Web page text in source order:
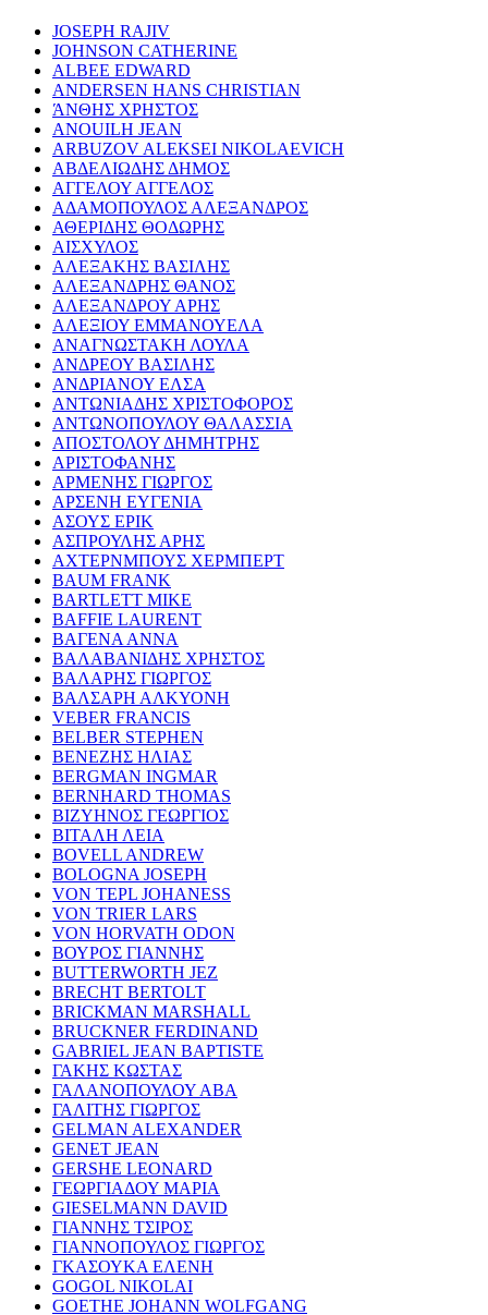
JOSEPH RAJIV
JOHNSON CATHERINE
ALBEE EDWARD
ANDERSEN HANS CHRISTIAN
ΆΝΘΗΣ ΧΡΗΣΤΟΣ
ANOUILH JEAN
ARBUZOV ALEKSEI NIKOLAEVICH
ΑΒΔΕΛΙΩΔΗΣ ΔΗΜΟΣ
ΑΓΓΕΛΟΥ ΑΓΓΕΛΟΣ
ΑΔΑΜΟΠΟΥΛΟΣ ΑΛΕΞΑΝΔΡΟΣ
ΑΘΕΡΙΔΗΣ ΘΟΔΩΡΗΣ
ΑΙΣΧΥΛΟΣ
ΑΛΕΞΑΚΗΣ ΒΑΣΙΛΗΣ
ΑΛΕΞΑΝΔΡΗΣ ΘΑΝΟΣ
ΑΛΕΞΑΝΔΡΟΥ ΑΡΗΣ
ΑΛΕΞΙΟΥ ΕΜΜΑΝΟΥΕΛΑ
ΑΝΑΓΝΩΣΤΑΚΗ ΛΟΥΛΑ
ΑΝΔΡΕΟΥ ΒΑΣΙΛΗΣ
ΑΝΔΡΙΑΝΟΥ ΕΛΣΑ
ΑΝΤΩΝΙΑΔΗΣ ΧΡΙΣΤΟΦΟΡΟΣ
ΑΝΤΩΝΟΠΟΥΛΟΥ ΘΑΛΑΣΣΙΑ
ΑΠΟΣΤΟΛΟΥ ΔΗΜΗΤΡΗΣ
ΑΡΙΣΤΟΦΑΝΗΣ
ΑΡΜΕΝΗΣ ΓΙΩΡΓΟΣ
ΑΡΣΕΝΗ ΕΥΓΕΝΙΑ
ΑΣΟΥΣ ΕΡΙΚ
ΑΣΠΡΟΥΛΗΣ ΑΡΗΣ
ΑΧΤΕΡΝΜΠΟΥΣ ΧΕΡΜΠΕΡΤ
BAUM FRANK
BARTLETT MIKE
BAFFIE LAURENT
ΒΑΓΕΝΑ ΑΝΝΑ
ΒΑΛΑΒΑΝΙΔΗΣ ΧΡΗΣΤΟΣ
ΒΑΛΑΡΗΣ ΓΙΩΡΓΟΣ
ΒΑΛΣΑΡΗ ΑΛΚΥΟΝΗ
VEBER FRANCIS
BELBER STEPHEN
ΒΕΝΕΖΗΣ ΗΛΙΑΣ
BERGMAN INGMAR
BERNHARD THOMAS
ΒΙΖΥΗΝΟΣ ΓΕΩΡΓΙΟΣ
ΒΙΤΑΛΗ ΛΕΙΑ
BOVELL ANDREW
BOLOGNA JOSEPH
VON TEPL JOHANESS
VON TRIER LARS
VON HORVATH ODON
ΒΟΥΡΟΣ ΓΙΑΝΝΗΣ
BUTTERWORTH JEZ
BRECHT BERTOLT
BRICKMAN MARSHALL
BRUCKNER FERDINAND
GABRIEL JEAN BAPTISTE
ΓΑΚΗΣ ΚΩΣΤΑΣ
ΓΑΛΑΝΟΠΟΥΛΟΥ ΑΒΑ
ΓΑΛΙΤΗΣ ΓΙΩΡΓΟΣ
GELMAN ALEXANDER
GENET JEAN
GERSHE LEONARD
ΓΕΩΡΓΙΑΔΟΥ ΜΑΡΙΑ
GIESELMANN DAVID
ΓΙΑΝΝΗΣ ΤΣΙΡΟΣ
ΓΙΑΝΝΟΠΟΥΛΟΣ ΓΙΩΡΓΟΣ
ΓΚΑΣΟΥΚΑ ΕΛΕΝΗ
GOGOL NIKOLAI
GOETHE JOHANN WOLFGANG